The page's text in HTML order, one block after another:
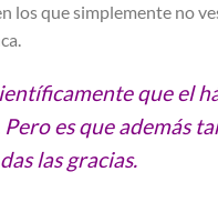
los que simplemente no
que el
es que además
las gracias.